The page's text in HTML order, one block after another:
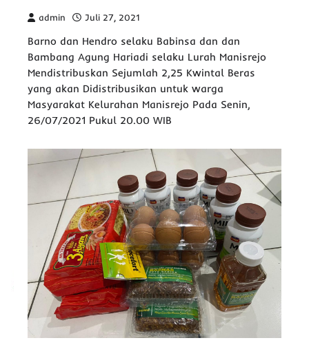
admin Juli 27, 2021
Barno dan Hendro selaku Babinsa dan dan
Bambang Agung Hariadi selaku Lurah Manisrejo
Mendistribuskan Sejumlah 2,25 Kwintal Beras
yang akan Didistribusikan untuk warga
Masyarakat Kelurahan Manisrejo Pada Senin,
26/07/2021 Pukul 20.00 WIB